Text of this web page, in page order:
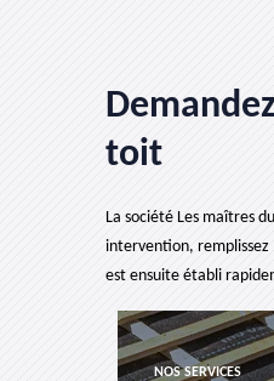
toit
La société Les maîtres
intervention, remplissez
est ensuite établi
NOS SERVICES